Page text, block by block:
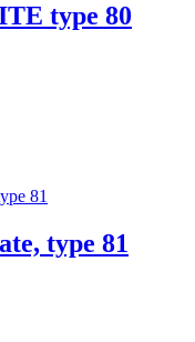
type 80
type 81